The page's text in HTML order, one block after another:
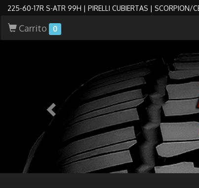
225-60-17R S-ATR 99H | PIRELLI CUBIERTAS | SCORPION/
Carrito 0